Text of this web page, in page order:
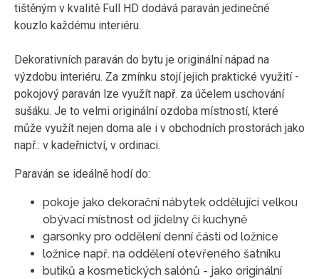
tištěným v kvalitě Full HD dodává paraván jedinečné
kouzlo každému interiéru.
Dekorativních paraván do bytu je originální nápad na
výzdobu interiéru. Za zmínku stojí jejich praktické využití -
pokojový paraván lze využít např. za účelem uschování
sušáku. Je to velmi originální ozdoba místností, které
může využít nejen doma ale i v obchodních prostorách jako
např.: v kadeřnictví, v ordinaci.
Paraván se ideálně hodí do:
pokoje jako dekorační nábytek oddělující velkou
obývací místnost od jídelny či kuchyně
garsonky pro oddělení denní části od ložnice
ložnice např. na oddělení otevřeného šatníku
butiků a kosmetických salónů - jako originální